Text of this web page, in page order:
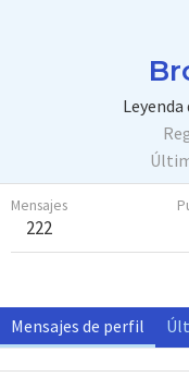
Leyenda
Mensajes
222
Mensajes de perfil